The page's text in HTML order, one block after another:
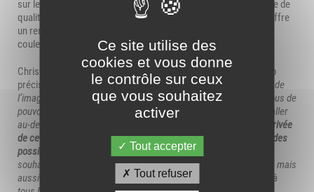
Ce site utilise des
cookies et vous donne
le contrôle sur ceux
que vous souhaitez
activer
Tout accepter
Tout refuser
sur le support. C’est ainsi l’alliance du haut de gamme en matière de
qualité d’impression, de multifonctionnalité et d’efficacité. Elle offre
un rendement élevé jusqu’à 304 m² par heure et dix canaux de
couleurs, surpassant ainsi les autres modèles.
Christophe Aussenac, co-fondateur et co-dirigeant d’ATC Group
précise : «
Depuis sa création, ATC met son expertise au service de
l’image de ses clients et partenaires, il est indispensable pour nous de
pouvoir leur offrir le meilleur, de réinventer chaque support et d’aller
au-delà de ce que nous étions capables de faire jusqu’alors.
L’arrivée
de cette nouvelle table à plat va ouvrir une fois de plus le champ des
possibles
, l’imagination de nos clients est sans limite et nous
souhaitons continuer à porter des projets toujours plus inventifs, mais
aussi toujours plus exigeants, pour cela il nous faut l’excellence à